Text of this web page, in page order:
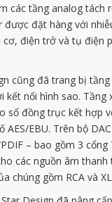
các tầng analog tách
được đặt hàng với
điện trở và tụ điện
cũng đã trang bị
kết nối hình sao. Tầng
số đồng trục kết hợp
AES/EBU. Trên bộ
– bao gồm 3 cổng
các nguồn âm
chúng gồm RCA và